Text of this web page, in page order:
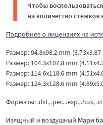
Чтобы
на количество стежков
Подробнее о лицензиях на
Размер: 94.8x98.2 mm (3.73x3.87
Размер: 104.3x107.8 mm
Размер: 114.6x118.6 mm
Размер: 124.3x128.6 mm
Форматы: .dst, .pec, .exp, .hus,
Изящный и воздушный Мари